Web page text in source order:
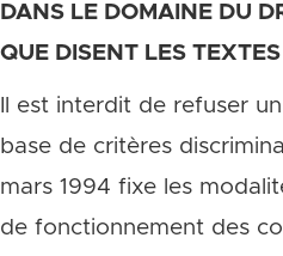
DANS LE DOMAINE DU
QUE DISENT LES TEXTES
Il est interdit de refuser
base de critères
mars 1994 fixe les
de fonctionnement des